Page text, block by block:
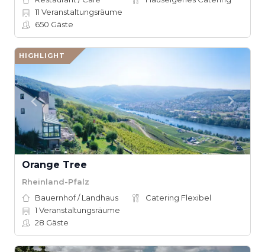
11 Veranstaltungsräume
650 Gäste
HIGHLIGHT
Orange Tree
Rheinland-Pfalz
Bauernhof / Landhaus
Catering Flexibel
1 Veranstaltungsräume
28 Gäste